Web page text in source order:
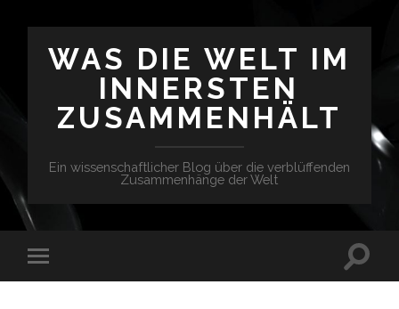
WAS DIE WELT IM
INNERSTEN
ZUSAMMENHÄLT
Ein wissenschaftlicher Blog über die verblüffenden
Zusammenhänge der Welt